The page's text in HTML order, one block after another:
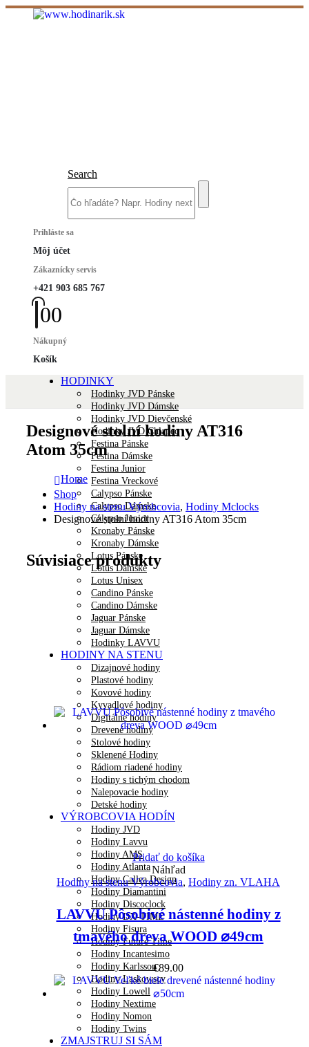
Search
Prihláste sa
Môj účet
Zákaznícky servis
+421 903 685 767
00
Nákupný
Košík
HODINKY
Hodinky JVD Pánske
Hodinky JVD Dámske
Hodinky JVD Dievčenské
Hodinky JVD Chlapec
Festina Pánske
Festina Dámske
Festina Junior
Festina Vreckové
Calypso Pánske
Calypso Dámske
Calypso Junior
Kronaby Pánske
Kronaby Dámske
Lotus Pánske
Lotus Dámske
Lotus Unisex
Candino Pánske
Candino Dámske
Jaguar Pánske
Jaguar Dámske
Hodinky LAVVU
HODINY NA STENU
Dizajnové hodiny
Plastové hodiny
Kovové hodiny
Kyvadlové hodiny
Digitálne hodiny
Drevené hodiny
Stolové hodiny
Sklenené Hodiny
Rádiom riadené hodiny
Hodiny s tichým chodom
Nalepovacie hodiny
Detské hodiny
VÝROBCOVIA HODÍN
Hodiny JVD
Hodiny Lavvu
Hodiny AMS
Hodiny Atlanta
Hodiny Callea Design
Hodiny Diamantini
Hodiny Discoclock
Hodiny DX-TIME
Hodiny Fisura
Hodiny Future Time
Hodiny Incantesimo
Hodiny Karlsson
Hodiny Laskowscy
Hodiny Lowell
Hodiny Nextime
Hodiny Nomon
Hodiny Twins
ZMAJSTRUJ SI SÁM
Designové stolní hodiny AT316
Atom 35cm
Home
Shop
Hodiny na stenu Výrobcovia, Hodiny Mclocks
Designové stolní hodiny AT316 Atom 35cm
Súvisiace produkty
Pridať do košíka
Náhľad
Hodiny na stenu Výrobcovia, Hodiny zn. VLAHA
LAVVU Pôsobivé nástenné hodiny z
tmavého dreva WOOD ⌀49cm
€89.00